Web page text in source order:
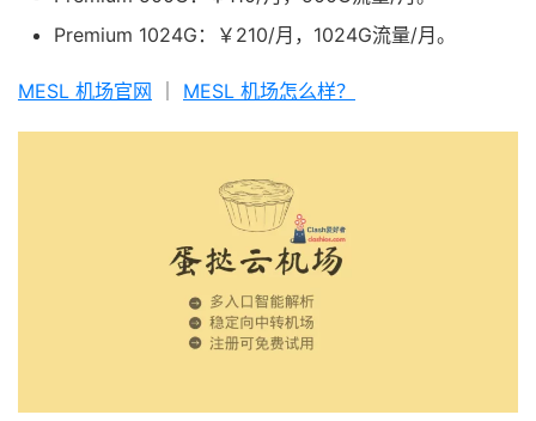
Premium 1024G：￥210/月，1024G流量/月。
MESL 机场官网 MESL 机场怎么样？